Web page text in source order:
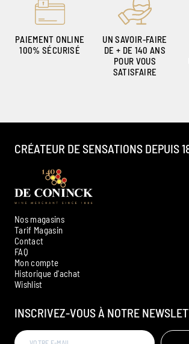
PAIEMENT ONLINE
100% SÉCURISÉ
UN SAVOIR-FAIRE
DE + DE 140 ANS
POUR VOUS
SATISFAIRE
Nos magasins
Tarif Magasin
Contact
FAQ
Mon compte
Historique d'achat
Wishlist
INSCRIVEZ-VOUS À NOTRE
CRÉATEUR DE SENSATIONS DEPUIS